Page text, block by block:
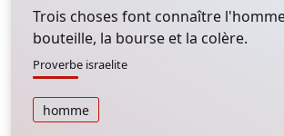
Trois choses font connaître
bouteille, la bourse et la colère.
Proverbe israelite
homme